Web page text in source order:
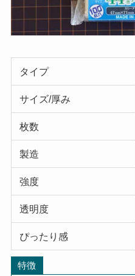
タイプ
サイズ/厚み
枚数
製造
強度
透明度
ぴったり感
特徴